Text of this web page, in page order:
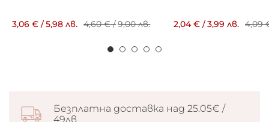
3,06 € /5,98 лв. 4,60 €/9,00 лв. 2,04 € /3,99 лв. 4,09
Безплатна доставка над 25.05€ /
49лв.